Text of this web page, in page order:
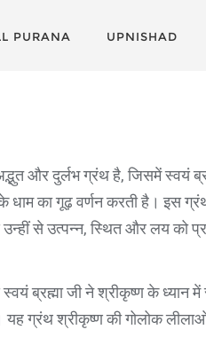
PURANA UPNISHAD
और दुर्लभ ग्रंथ है, जिसमें स्वयं
का गूढ़ वर्णन करती है। इस
से उत्पन्न, स्थित और लय को
ब्रह्मा जी ने श्रीकृष्ण के ध्यान
श्रीकृष्ण की गोलोक लीलाओं,